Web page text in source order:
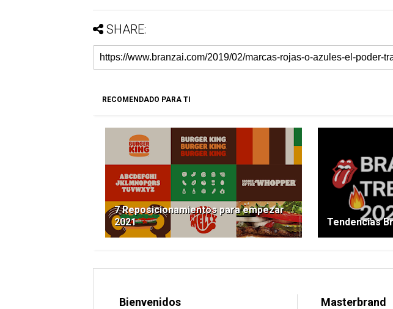
SHARE:
RECOMENDADO PARA TI
7 Reposicionamientos para empezar
2021
Tendencias
Bienvenidos Masterbrand